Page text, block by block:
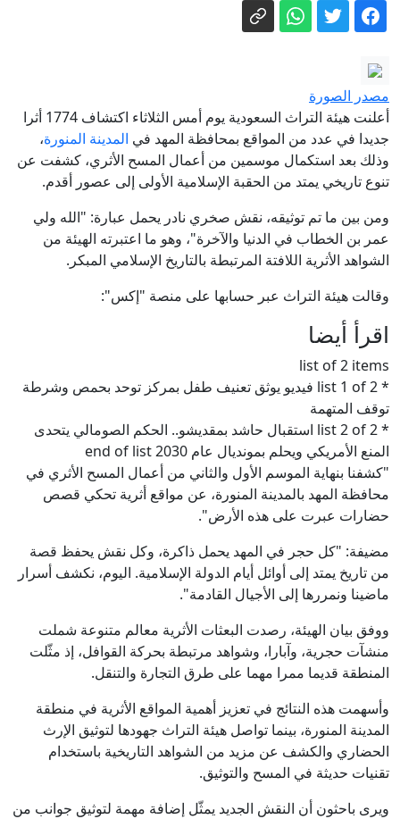
هؤلاء ينكدون على ترمب.. رباعي التغيير
في الحزب الديمقراطي
الخارجية الروسية تؤكد استعدادها لبحث أي
أفكار أمريكية بناءة حول تسوية الأزمة
الأوكرانية
طقس الإمارات غداً.. صحو إلى غائم جزئياً
مع أمطار متوقعة
استنفار أمني في العراق.. تعزيزات إلى
بغداد ومراقبة لتحركات الفصائل المسلحة
مصدر الصورة
أعلنت هيئة التراث السعودية يوم أمس الثلاثاء اكتشاف 1774 أثرا
جديدا في عدد من المواقع بمحافظة المهد في المدينة المنورة،
وذلك بعد استكمال موسمين من أعمال المسح الأثري، كشفت عن
تنوع تاريخي يمتد من الحقبة الإسلامية الأولى إلى عصور أقدم.
ومن بين ما تم توثيقه، نقش صخري نادر يحمل عبارة: "الله ولي
عمر بن الخطاب في الدنيا والآخرة"، وهو ما اعتبرته الهيئة من
الشواهد الأثرية اللافتة المرتبطة بالتاريخ الإسلامي المبكر.
وقالت هيئة التراث عبر حسابها على منصة "إكس":
اقرأ أيضا
list of 2 items
* list 1 of 2 فيديو يوثق تعنيف طفل بمركز توحد بحمص وشرطة
توقف المتهمة
* list 2 of 2 استقبال حاشد بمقديشو.. الحكم الصومالي يتحدى
المنع الأمريكي ويحلم بمونديال عام 2030 end of list
"كشفنا بنهاية الموسم الأول والثاني من أعمال المسح الأثري في
محافظة المهد بالمدينة المنورة، عن مواقع أثرية تحكي قصص
حضارات عبرت على هذه الأرض".
مضيفة: "كل حجر في المهد يحمل ذاكرة، وكل نقش يحفظ قصة
من تاريخ يمتد إلى أوائل أيام الدولة الإسلامية. اليوم، نكشف أسرار
ماضينا ونمررها إلى الأجيال القادمة".
ووفق بيان الهيئة، رصدت البعثات الأثرية معالم متنوعة شملت
منشآت حجرية، وآبارا، وشواهد مرتبطة بحركة القوافل، إذ مثّلت
المنطقة قديما ممرا مهما على طرق التجارة والتنقل.
وأسهمت هذه النتائج في تعزيز أهمية المواقع الأثرية في منطقة
المدينة المنورة، بينما تواصل هيئة التراث جهودها لتوثيق الإرث
الحضاري والكشف عن مزيد من الشواهد التاريخية باستخدام
تقنيات حديثة في المسح والتوثيق.
ويرى باحثون أن النقش الجديد يمثّل إضافة مهمة لتوثيق جوانب من